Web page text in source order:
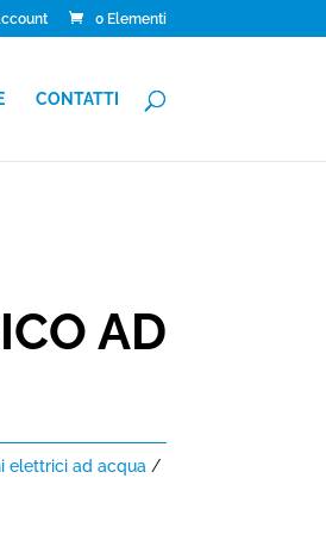
0 Elementi
CONTATTI
AD
elettrici ad acqua